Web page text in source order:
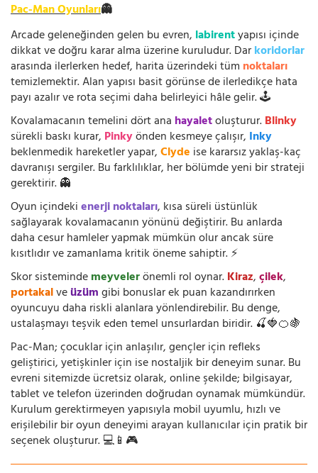
Pac-Man Oyunları👻
Arcade geleneğinden gelen bu evren, labirentyapısı içinde
dikkat ve doğru karar alma üzerine kuruludur. Darkoridorlar
arasında ilerlerken hedef, harita üzerindeki tüm noktaları
temizlemektir. Alan yapısı basit görünse de ilerledikçe hata
payı azalır ve rota seçimi daha belirleyici hâle gelir. 🕹️
Kovalamacanın temelini dört ana hayaletoluşturur.Blinky
sürekli baskı kurar, Pinkyönden kesmeye çalışır, Inky
beklenmedik hareketler yapar,Clyde ise kararsız yaklaş-kaç
davranışı sergiler. Bu farklılıklar, her bölümde yeni bir strateji
gerektirir. 👻
Oyun içindekienerji noktaları, kısa süreli üstünlük
sağlayarak kovalamacanın yönünü değiştirir. Bu anlarda
daha cesur hamleler yapmak mümkün olur ancak süre
kısıtlıdır ve zamanlama kritik öneme sahiptir. ⚡
Skor sistemindemeyvelerönemli rol oynar.Kiraz,çilek,
portakalveüzümgibi bonuslar ek puan kazandırırken
oyuncuyu daha riskli alanlara yönlendirebilir. Bu denge,
ustalaşmayı teşvik eden temel unsurlardan biridir. 🍒🍓🍊🍇
Pac-Man; çocuklar için anlaşılır, gençler için refleks
geliştirici, yetişkinler için ise nostaljik bir deneyim sunar. Bu
evreni sitemizde ücretsiz olarak, online şekilde; bilgisayar,
tablet ve telefon üzerinden doğrudan oynamak mümkündür.
Kurulum gerektirmeyen yapısıyla mobil uyumlu, hızlı ve
erişilebilir bir oyun deneyimi arayan kullanıcılar için pratik bir
seçenek oluşturur. 💻📱🎮